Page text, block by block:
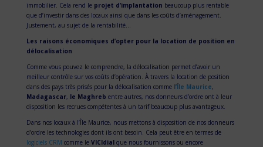
immobilier. Cela rend leprojet d’implantation beaucoup plus rentable
que d’investir dans des locaux ainsi que dans les coûts d’aménagement.
Justement, au sujet de la rentabilité…
Les raisons économiques d’opter pour la location de position en
délocalisation
Comme vous pouvez le comprendre, la délocalisation permet d’avoir un
meilleur contrôle sur vos coûts d’opération. À travers la location de position
dans des pays très prisés pour la délocalisation comme l’Île Maurice,
Madagascar, le Maghreb entre autres, nos donneurs d’ordre ont à leur
disposition les recrues compétentes à un tarif beaucoup plus avantageux.
Dans nos locaux à l’Île Maurice, nous mettons à disposition de nos donneurs
d’ordre les technologies dont ils ont besoin. Cela peut être en termes de
logiciels CRM comme le VICIdial que nous fournissons ou encore